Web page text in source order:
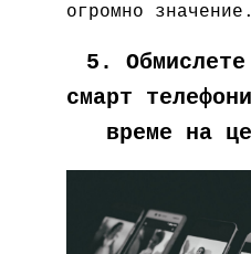
огромно значение.
5.
смарт
време на